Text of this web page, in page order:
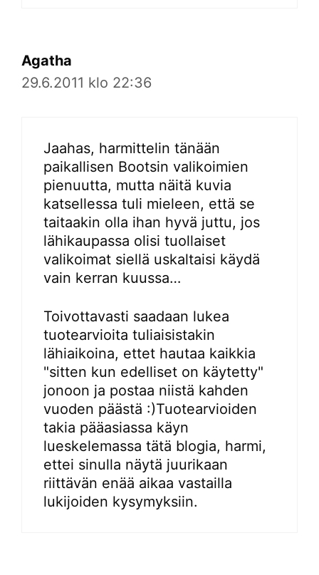
Agatha
29.6.2011 klo 22:36
Jaahas, harmittelin tänään
paikallisen Bootsin valikoimien
pienuutta, mutta näitä kuvia
katsellessa tuli mieleen, että se
taitaakin olla ihan hyvä juttu, jos
lähikaupassa olisi tuollaiset
valikoimat siellä uskaltaisi käydä
vain kerran kuussa…
Toivottavasti saadaan lukea
tuotearvioita tuliaisistakin
lähiaikoina, ettet hautaa kaikkia
"sitten kun edelliset on käytetty"
jonoon ja postaa niistä kahden
vuoden päästä :)Tuotearvioiden
takia pääasiassa käyn
lueskelemassa tätä blogia, harmi,
ettei sinulla näytä juurikaan
riittävän enää aikaa vastailla
lukijoiden kysymyksiin.